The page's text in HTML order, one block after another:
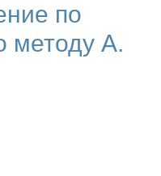
по
методу А.